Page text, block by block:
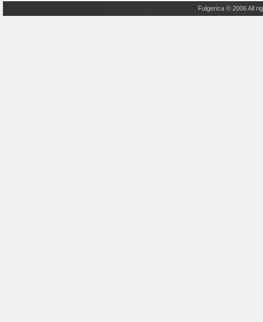
Fulgerica © 2006 All